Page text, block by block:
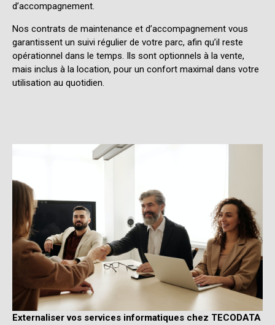
d’accompagnement.
Nos contrats de maintenance et d’accompagnement vous
garantissent un suivi régulier de votre parc, afin qu’il reste
opérationnel dans le temps. Ils sont optionnels à la vente,
mais inclus à la location, pour un confort maximal dans votre
utilisation au quotidien.
Externaliser vos services informatiques chez TECODATA